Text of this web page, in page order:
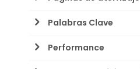
Palabras Clave
Performance